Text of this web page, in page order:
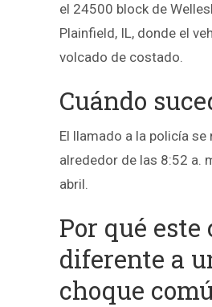
el 24500 block de
Plainfield, IL, donde el
volcado de costado.
Cuándo
El llamado a la policía se
alrededor de las 8:52 a.
abril.
Por qué este
diferente a
choque